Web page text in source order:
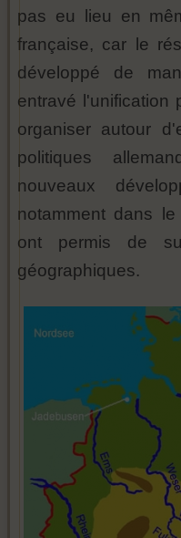
pas eu lieu en
française, car le
développé de
entravé l'unification
organiser autour
politiques
nouveaux
notamment dans
ont permis de
géographiques.